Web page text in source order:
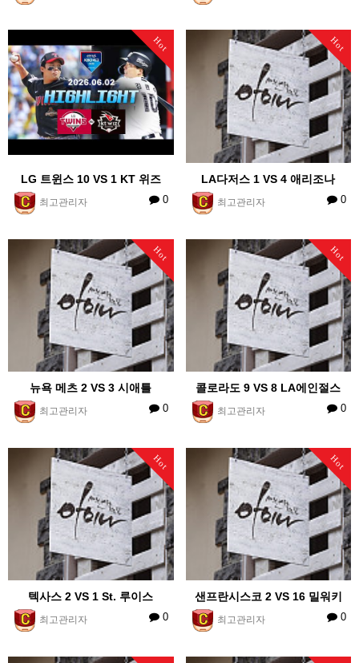
Hot
LG 트윈스 10 VS 1 KT 위즈
최고관리자 0
Hot
LA다저스 1 VS 4 애리조나
최고관리자 0
Hot
뉴욕 메츠 2 VS 3 시애틀
최고관리자 0
Hot
콜로라도 9 VS 8 LA에인절스
최고관리자 0
Hot
텍사스 2 VS 1 St. 루이스
최고관리자 0
Hot
샌프란시스코 2 VS 16 밀워키
최고관리자 0